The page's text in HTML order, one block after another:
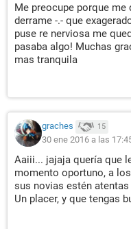
Me preocupe porque
derrame -.- que
puse re nerviosa me
pasaba algo! Muchas
mas tranquila
graches 15
30 ene 2016 a las
Aaiii... jajaja quería que
momento oportuno, a
sus novias estén
Un placer, y que tengas